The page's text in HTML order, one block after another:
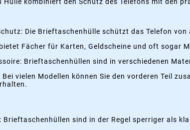
Hülle kombiniert den Schutz des Telefons mit den
Die Brieftaschenhülle schützt das Telefon
Fächer für Karten, Geldscheine und oft sogar
Brieftaschenhüllen sind in verschiedenen
vielen Modellen können Sie den vorderen Teil
Brieftaschenhüllen sind in der Regel sperriger als